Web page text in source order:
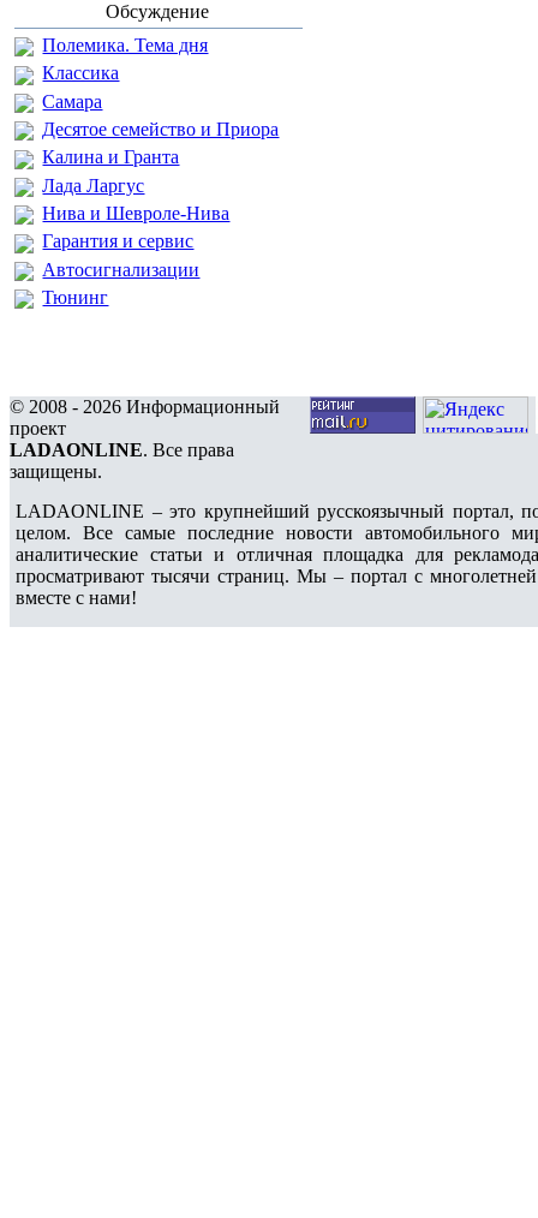
Обсуждение
Полемика. Тема дня
Классика
Самара
Десятое семейство и Приора
Калина и Гранта
Лада Ларгус
Нива и Шевроле-Нива
Гарантия и сервис
Автосигнализации
Тюнинг
© 2008 - 2026 Информационный
проект
LADAONLINE. Все права
защищены.
LADAONLINE – это крупнейший русскоязычный портал,
целом. Все самые последние новости автомобильного
аналитические статьи и отличная площадка для
просматривают тысячи страниц. Мы – портал с
вместе с нами!